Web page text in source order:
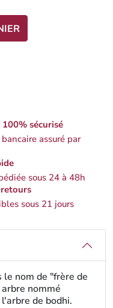
sécurisé
assuré par
sous 24 à 48h
sous 21 jours
le nom de "frère de
nommé
de bodhi.